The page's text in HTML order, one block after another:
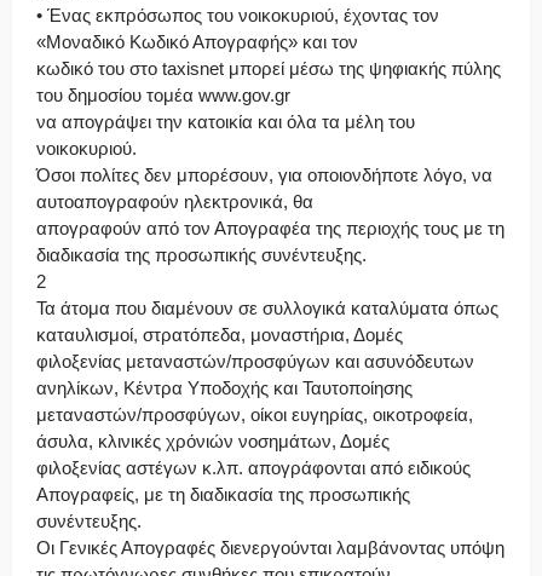
• Ένας εκπρόσωπος του νοικοκυριού, έχοντας τον
«Μοναδικό Κωδικό Απογραφής» και τον
κωδικό του στο taxisnet μπορεί μέσω της ψηφιακής πύλης
του δημοσίου τομέα www.gov.gr
να απογράψει την κατοικία και όλα τα μέλη του
νοικοκυριού.
Όσοι πολίτες δεν μπορέσουν, για οποιονδήποτε λόγο, να
αυτοαπογραφούν ηλεκτρονικά, θα
απογραφούν από τον Απογραφέα της περιοχής τους με τη
διαδικασία της προσωπικής συνέντευξης.
2
Τα άτομα που διαμένουν σε συλλογικά καταλύματα όπως
καταυλισμοί, στρατόπεδα, μοναστήρια, Δομές
φιλοξενίας μεταναστών/προσφύγων και ασυνόδευτων
ανηλίκων, Κέντρα Υποδοχής και Ταυτοποίησης
μεταναστών/προσφύγων, οίκοι ευγηρίας, οικοτροφεία,
άσυλα, κλινικές χρόνιών νοσημάτων, Δομές
φιλοξενίας αστέγων κ.λπ. απογράφονται από ειδικούς
Απογραφείς, με τη διαδικασία της προσωπικής
συνέντευξης.
Οι Γενικές Απογραφές διενεργούνται λαμβάνοντας υπόψη